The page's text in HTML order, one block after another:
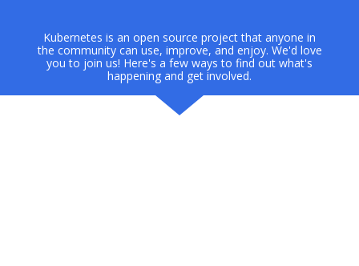
Kubernetes is an open source project that anyone in
the community can use, improve, and enjoy. We'd love
you to join us! Here's a few ways to find out what's
happening and get involved.